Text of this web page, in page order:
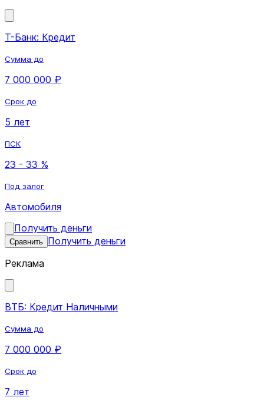
Т-Банк: Кредит
Сумма до
7 000 000 ₽
Срок до
5 лет
ПСК
23 - 33 %
Под залог
Автомобиля
Получить деньги
Сравнить Получить деньги
Реклама
ВТБ: Кредит Наличными
Сумма до
7 000 000 ₽
Срок до
7 лет